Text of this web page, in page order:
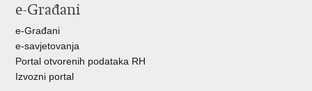
FacebookuTwitteru
e-Građani
e-Građani
e-savjetovanja
Portal otvorenih podataka RH
Izvozni portal